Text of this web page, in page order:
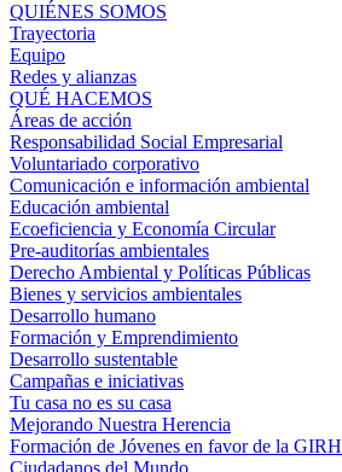
QUIÉNES SOMOS
Trayectoria
Equipo
Redes y alianzas
QUÉ HACEMOS
Áreas de acción
Responsabilidad Social Empresarial
Voluntariado corporativo
Comunicación e información ambiental
Educación ambiental
Ecoeficiencia y Economía Circular
Pre-auditorías ambientales
Derecho Ambiental y Políticas Públicas
Bienes y servicios ambientales
Desarrollo humano
Formación y Emprendimiento
Desarrollo sustentable
Campañas e iniciativas
Tu casa no es su casa
Mejorando Nuestra Herencia
Formación de Jóvenes en favor de la GIRH
Ciudadanos del Mundo